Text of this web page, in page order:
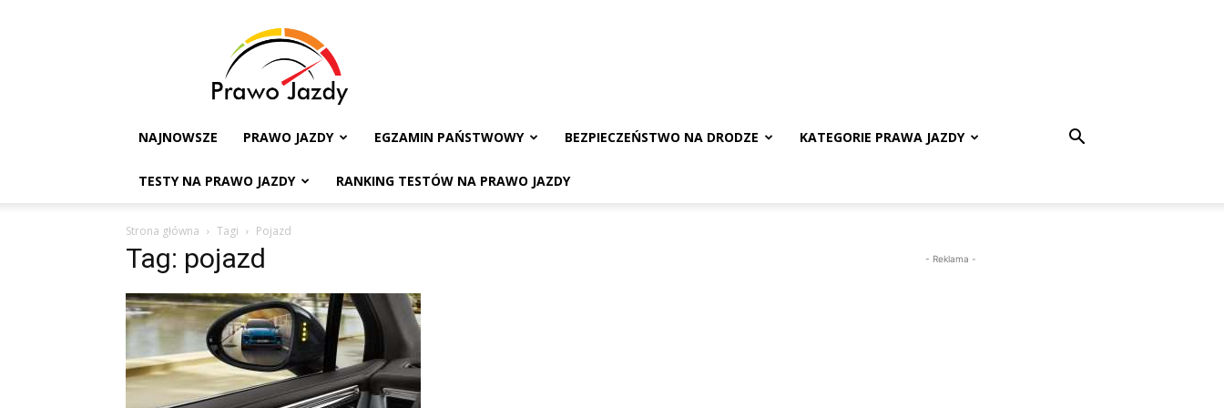
Testy
Prawo
Jazdy
NAJNOWSZE PRAWO JAZDY EGZAMIN PAŃSTWOWY BEZPIECZEŃSTWO NA DRODZE KATEGORIE PRAWA JAZDY
TESTY NA PRAWO JAZDY RANKING TESTÓW NA PRAWO JAZDY
Strona główna Tagi Pojazd
Tag: pojazd - Reklama -